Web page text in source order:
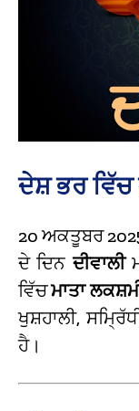
ਦੇਸ਼ ਭਰ ਵਿੱਚ
20 ਅਕਤੂਬਰ
ਦੇ ਦਿਨਦੀਵਾਲੀ
ਵਿੱਚਮਾਤਾ
ਖੁਸ਼ਹਾਲੀ,
ਹੈ।